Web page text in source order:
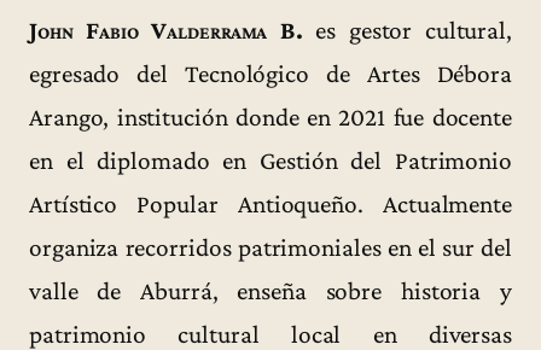
John Fabio Valderrama B. es gestor cultural,
egresado del Tecnológico de Artes Débora
Arango, institución donde en 2021 fue docente
en el diplomado en Gestión del Patrimonio
Artístico Popular Antioqueño. Actualmente
organiza recorridos patrimoniales en el sur del
valle de Aburrá, enseña sobre historia y
patrimonio cultural local en diversas